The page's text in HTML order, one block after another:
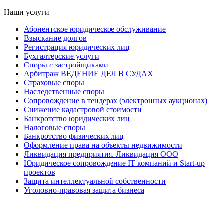
Наши услуги
Абонентское юридическое обслуживание
Взыскание долгов
Регистрация юридических лиц
Бухгалтерские услуги
Споры с застройщиками
Арбитраж ВЕДЕНИЕ ДЕЛ В СУДАХ
Страховые споры
Наследственные споры
Сопровождение в тендерах (электронных аукционах)
Снижение кадастровой стоимости
Банкротство юридических лиц
Налоговые споры
Банкротство физических лиц
Оформление права на объекты недвижимости
Ликвидация предприятия. Ликвидация ООО
Юридическое сопровождение IT компаний и Start-up
проектов
Защита интеллектуальной собственности
Уголовно-правовая защита бизнеса